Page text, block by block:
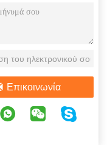
Επικοινωνία